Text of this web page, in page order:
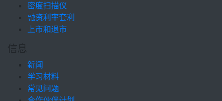
密度扫描仪
融资利率套利
上市和退市
新闻
学习材料
常见问题